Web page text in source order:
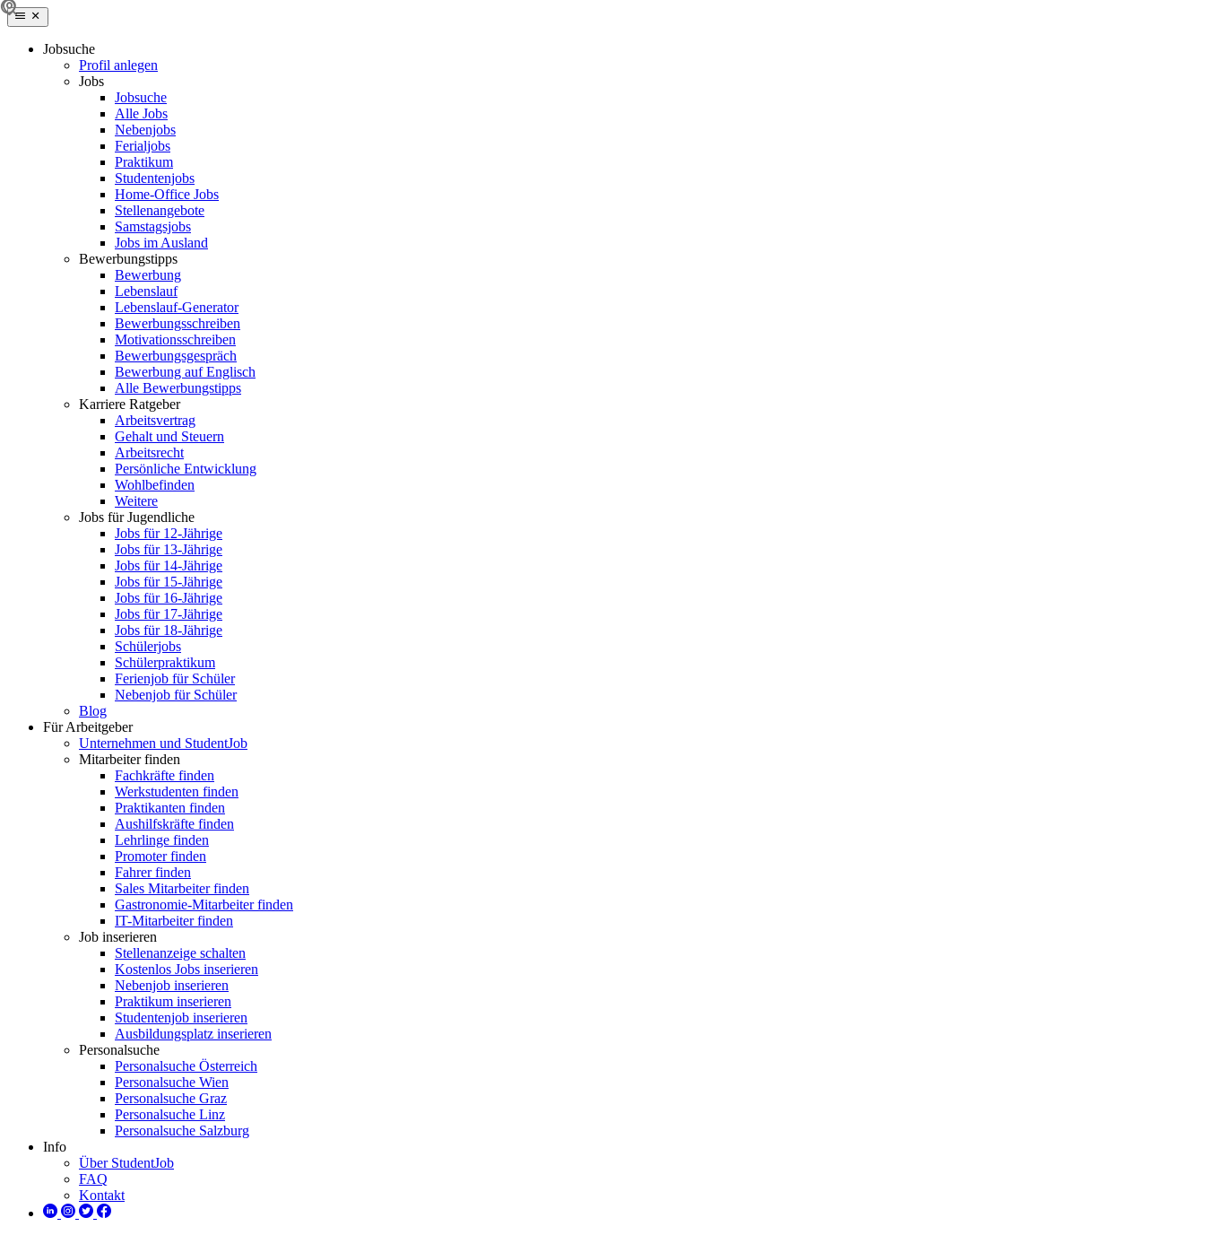
Jobsuche
Profil anlegen
Jobs
Jobsuche
Alle Jobs
Nebenjobs
Ferialjobs
Praktikum
Studentenjobs
Home-Office Jobs
Stellenangebote
Samstagsjobs
Jobs im Ausland
Bewerbungstipps
Bewerbung
Lebenslauf
Lebenslauf-Generator
Bewerbungsschreiben
Motivationsschreiben
Bewerbungsgespräch
Bewerbung auf Englisch
Alle Bewerbungstipps
Karriere Ratgeber
Arbeitsvertrag
Gehalt und Steuern
Arbeitsrecht
Persönliche Entwicklung
Wohlbefinden
Weitere
Jobs für Jugendliche
Jobs für 12-Jährige
Jobs für 13-Jährige
Jobs für 14-Jährige
Jobs für 15-Jährige
Jobs für 16-Jährige
Jobs für 17-Jährige
Jobs für 18-Jährige
Schülerjobs
Schülerpraktikum
Ferienjob für Schüler
Nebenjob für Schüler
Blog
Für Arbeitgeber
Unternehmen und StudentJob
Mitarbeiter finden
Fachkräfte finden
Werkstudenten finden
Praktikanten finden
Aushilfskräfte finden
Lehrlinge finden
Promoter finden
Fahrer finden
Sales Mitarbeiter finden
Gastronomie-Mitarbeiter finden
IT-Mitarbeiter finden
Job inserieren
Stellenanzeige schalten
Kostenlos Jobs inserieren
Nebenjob inserieren
Praktikum inserieren
Studentenjob inserieren
Ausbildungsplatz inserieren
Personalsuche
Personalsuche Österreich
Personalsuche Wien
Personalsuche Graz
Personalsuche Linz
Personalsuche Salzburg
Info
Über StudentJob
FAQ
Kontakt